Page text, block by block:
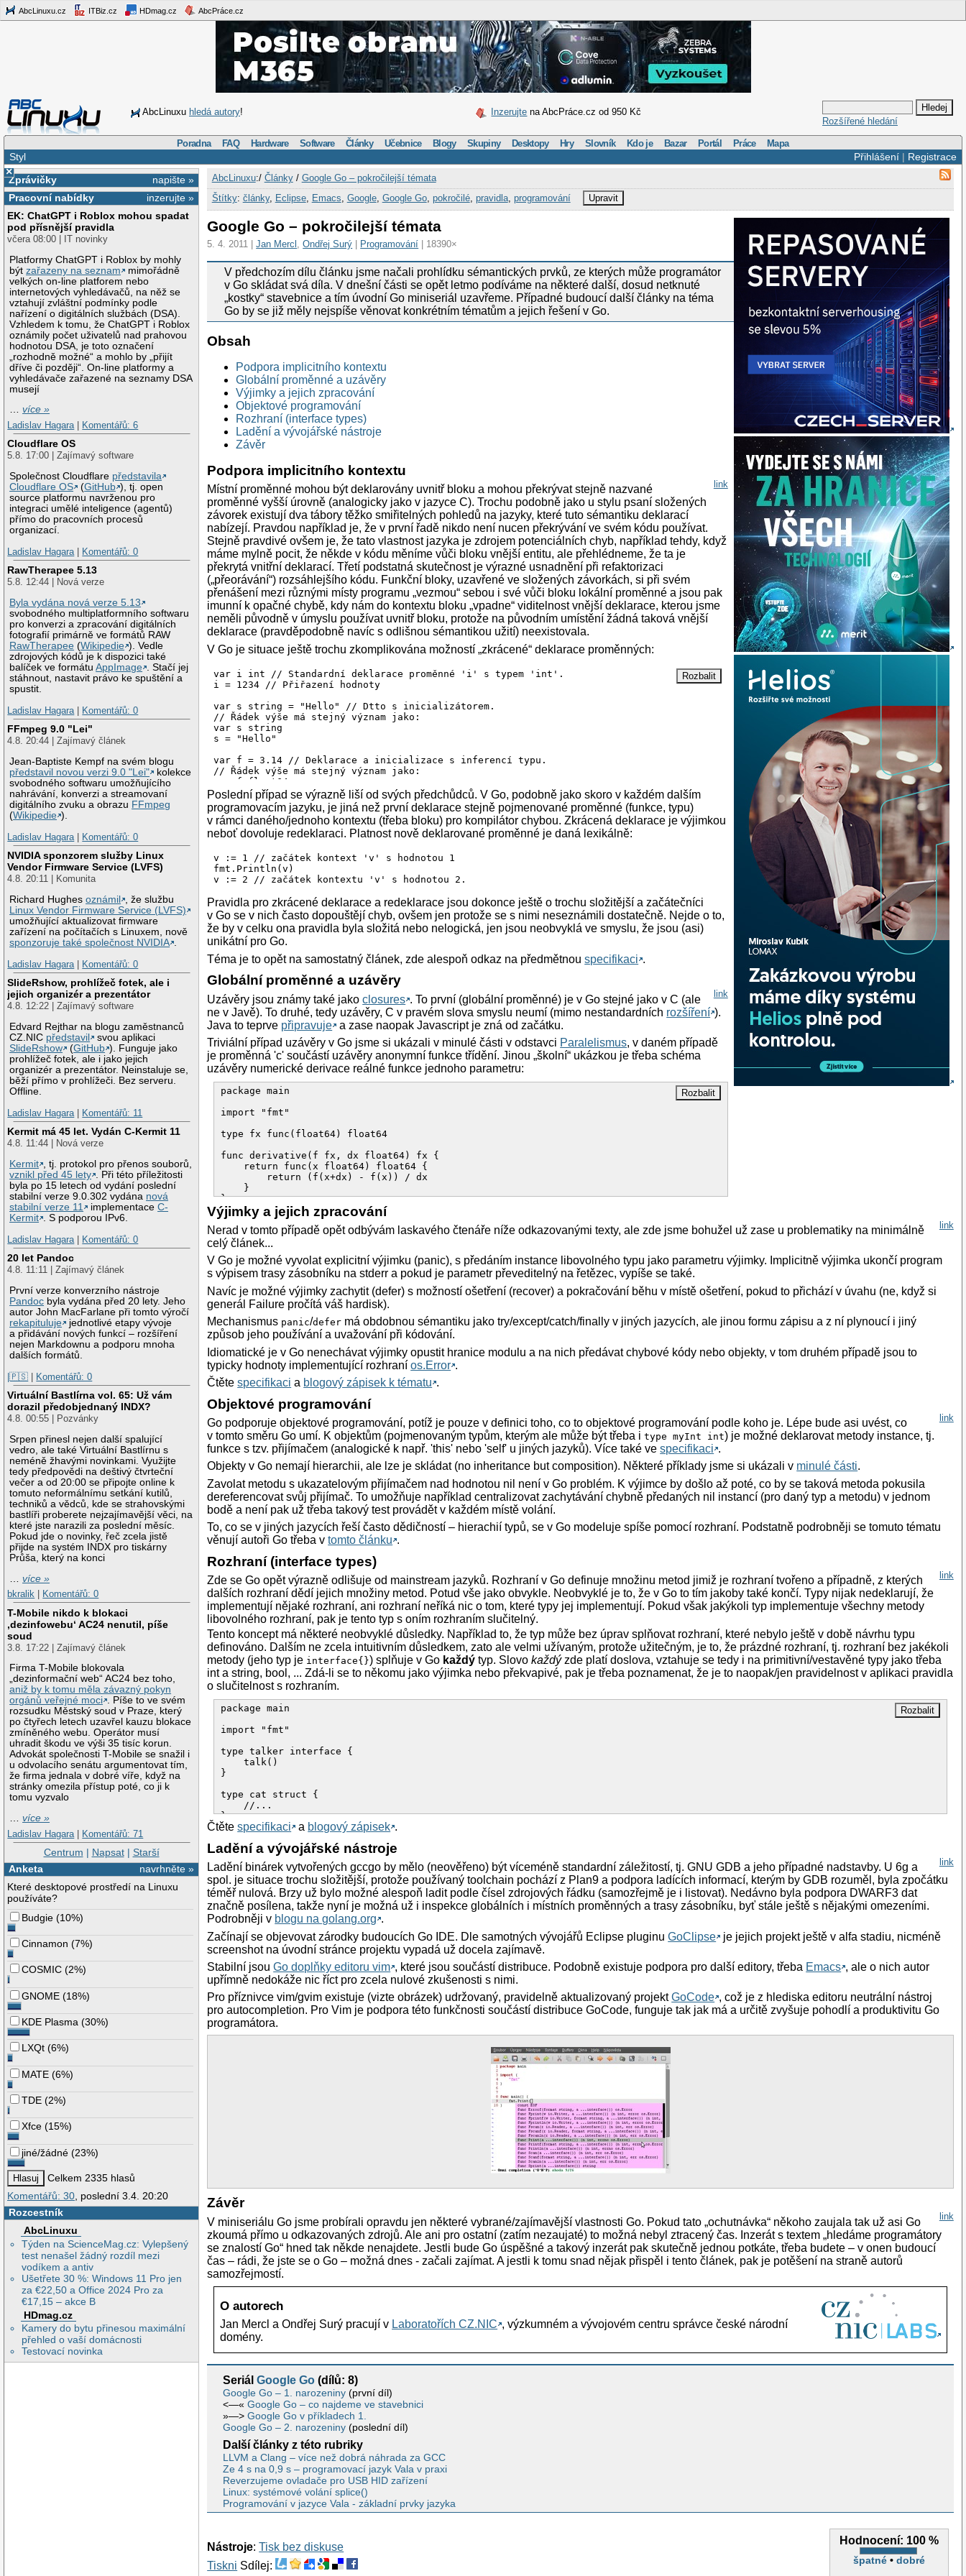
AbcLinuxu.cz ITBiz.cz HDmag.cz AbcPráce.cz
AbcLinuxu hledá autory! Inzerujte na AbcPráce.cz od 950 Kč
Rozšířené hledání
Poradna FAQ Hardware Software Články Učebnice Blogy Skupiny Desktopy Hry Slovník Kdo je Bazar Portál Práce Mapa
Přihlášení| Registrace
Styl
×
napište »
Zprávičky
inzerujte »
Pracovní nabídky
EK: ChatGPT i Roblox mohou spadat
pod přísnější pravidla
včera 08:00 | IT novinky
Platformy ChatGPT i Roblox by mohly
býtzařazeny na seznam
mimořádně
velkých on-line platforem nebo
internetových vyhledávačů, na něž se
vztahují zvláštní podmínky podle
nařízení o digitálních službách (DSA).
Vzhledem k tomu, že ChatGPT i Roblox
oznámily počet uživatelů nad prahovou
hodnotou DSA, je toto označení
„rozhodně možné“ a mohlo by „přijít
dříve či později“. On-line platformy a
vyhledávače zařazené na seznamy DSA
musejí
…více »
Ladislav Hagara
Komentářů: 6
Cloudflare OS
5.8. 17:00 | Zajímavý software
Společnost Cloudflare představila
Cloudflare OS
(GitHub ), tj. open
source platformu navrženou pro
integraci umělé inteligence (agentů)
přímo do pracovních procesů
organizací.
Ladislav Hagara
Komentářů: 0
RawTherapee 5.13
5.8. 12:44 | Nová verze
Byla vydána nová verze 5.13
svobodného multiplatformního softwaru
pro konverzi a zpracování digitálních
fotografií primárně ve formátů RAW
RawTherapee (Wikipedie ). Vedle
zdrojových kódů je k dispozici také
balíček ve formátuAppImage . Stačí jej
stáhnout, nastavit právo ke spuštění a
spustit.
Ladislav Hagara
Komentářů: 0
FFmpeg 9.0 "Lei"
4.8. 20:44 | Zajímavý článek
Jean-Baptiste Kempf na svém blogu
představil novou verzi 9.0 "Lei"
kolekce
svobodného softwaru umožňujícího
nahrávání, konverzi a streamovaní
digitálního zvuku a obrazu FFmpeg
(Wikipedie ).
Ladislav Hagara
Komentářů: 0
NVIDIA sponzorem služby Linux
Vendor Firmware Service (LVFS)
4.8. 20:11 | Komunita
Richard Hughesoznámil
, že službu
Linux Vendor Firmware Service (LVFS)
umožňující aktualizovat firmware
zařízení na počítačích s Linuxem, nově
sponzoruje také společnost NVIDIA .
Ladislav Hagara | Komentářů: 0
SlideRshow, prohlížeč fotek, ale i
jejich organizér a prezentátor
4.8. 12:22 | Zajímavý software
Edvard Rejthar na blogu zaměstnanců
CZ.NIC představil
svou aplikaci
SlideRshow
(GitHub ). Funguje jako
prohlížeč fotek, ale i jako jejich
organizér a prezentátor. Neinstaluje se,
běží přímo v prohlížeči. Bez serveru.
Offline.
Ladislav Hagara | Komentářů: 11
Kermit má 45 let. Vydán C-Kermit 11
4.8. 11:44 | Nová verze
Kermit , tj. protokol pro přenos souborů,
vznikl před 45 lety . Při této příležitosti
byla po 15 letech od vydání poslední
stabilní verze 9.0.302 vydána nová
stabilní verze 11
implementaceC-
Kermit . S podporou IPv6.
Ladislav Hagara | Komentářů: 0
20 let Pandoc
4.8. 11:11 | Zajímavý článek
První verze konverzního nástroje
Pandoc byla vydána před 20 lety. Jeho
autor John MacFarlane při tomto výročí
rekapituluje
jednotlivé etapy vývoje
a přidávání nových funkcí – rozšíření
nejen Markdownu a podporu mnoha
dalších formátů.
|🇵🇸 | Komentářů: 0
Virtuální Bastlírna vol. 65: Už vám
dorazil předobjednaný INDX?
4.8. 00:55 | Pozvánky
Srpen přinesl nejen další spalující
vedro, ale také Virtuální Bastlírnu s
neméně žhavými novinkami. Využijte
tedy předpovědi na deštivý čtvrteční
večer a od 20:00 se připojte online k
tomuto neformálnímu setkání kutilů,
techniků a vědců, kde se strahovskými
bastlíři proberete nejzajímavější věci, na
které jste narazili za poslední měsíc.
Pokud jde o novinky, řeč zcela jistě
přijde na systém INDX pro tiskárny
Průša, který na konci
…více »
bkralik
Komentářů: 0
T-Mobile nikdo k blokaci
‚dezinfowebu‘ AC24 nenutil, píše
soud
3.8. 17:22 | Zajímavý článek
Firma T-Mobile blokovala
„dezinformační web“ AC24 bez toho,
aniž by k tomu měla závazný pokyn
orgánů veřejné moci . Píše to ve svém
rozsudku Městský soud v Praze, který
po čtyřech letech uzavřel kauzu blokace
zmíněného webu. Operátor musí
uhradit škodu ve výši 35 tisíc korun.
Advokát společnosti T-Mobile se snažil i
u odvolacího senátu argumentovat tím,
že firma jednala v dobré víře, když na
stránky omezila přístup poté, co ji k
tomu vyzvalo
…více »
Ladislav Hagara | Komentářů: 71
Centrum | Napsat| Starší
navrhněte »
Anketa
Které desktopové prostředí na Linuxu
používáte?
Budgie (10%)
Cinnamon (7%)
COSMIC (2%)
GNOME (18%)
KDE Plasma (30%)
LXQt (6%)
MATE (6%)
TDE (2%)
Xfce (15%)
jiné/žádné (23%)
Celkem 2335 hlasů
Komentářů: 30, poslední 3.4. 20:20
Rozcestník
AbcLinuxu
Týden na ScienceMag.cz: Vylepšený
test nenašel žádný rozdíl mezi
vodíkem a antiv
Ušetřete 30 %: Windows 11 Pro jen
za €22,50 a Office 2024 Pro za
€17,15 – akce B
HDmag.cz
Kamery do bytu přinesou maximální
přehled o vaší domácnosti
Testovací novinka
AbcLinuxu:/ Články/ Google Go – pokročilejší témata
Štítky: články, Eclipse, Emacs Google, Google Go, pokročilé, pravidla, programování Upravit
Google Go – pokročilejší témata
5. 4. 2011 |Jan Mercl ,Ondřej Surý Programování | 18390×
V předchozím dílu článku jsme načali prohlídku sémantických prvků, ze kterých může programátor
v Go skládat svá díla. V dnešní části se opět letmo podíváme na některé další, dosud netknuté
„kostky“ stavebnice a tím úvodní Go miniseriál uzavřeme. Případné budoucí další články na téma
Go by se již měly nejspíše věnovat konkrétním tématům a jejich řešení v Go.
Obsah
Podpora implicitního kontextu
Globální proměnné a uzávěry
Výjimky a jejich zpracování
Objektové programování
Rozhraní (interface types)
Ladění a vývojářské nástroje
Závěr
Podpora implicitního kontextu
link
Místní proměnné mohou být deklarovány uvnitř bloku a mohou překrývat stejně nazvané
proměnné vyšší úrovně (analogicky jako v jazyce C). Trochu podobně jako u stylu psaní složených
závorek existují dva tábory těžko smiřitelných pohledů na jazyky, které tuto sémantiku deklarací
nabízejí. Pravdou například je, že v první řadě nikdo není nucen překrývání ve svém kódu používat.
Stejně pravdivé ovšem je, že tato vlastnost jazyka je zdrojem potenciálních chyb, například tehdy, když
máme mylně pocit, že někde v kódu měníme vůči bloku vnější entitu, ale přehlédneme, že ta je
překrytá vnitřní deklarací. Třetí podstatná skutečnost je výrazné usnadnění při refaktorizaci
(„přeorávání“) rozsáhlejšího kódu. Funkční bloky, uzavřené ve složených závorkách, si při svém
přenášení mezi různými místy programu „vezmou“ sebou i své vůči bloku lokální proměnné a jsou pak
imunní k opačné chybě, kdy nám do kontextu bloku „vpadne“ viditelnost vnější deklarace, kterou jsme
neměli původně v úmyslu používat uvnitř bloku, protože na původním umístění žádná taková vnější
deklarace (pravděpodobně navíc s odlišnou sémantikou užití) neexistovala.
V Go je situace ještě trochu zkomplikována možností „zkrácené“ deklarace proměnných:
var i int // Standardní deklarace proměnné 'i' s typem 'int'.
i = 1234 // Přiřazení hodnoty
var s string = "Hello" // Dtto s inicializátorem.
// Řádek výše má stejný význam jako:
var s string
s = "Hello"
var f = 3.14 // Deklarace a inicializace s inferencí typu.
// Řádek výše má stejný význam jako:
var f float64
f = 3.14
e := 2.71828 // Zkrácená deklarace (pouze s inicializátorem a inferencí typu)
// Řádek výše má stejný význam jako:
var e float64
// Umožňuje ale redeklarovat proměnnou 'e'.
Poslední případ se výrazně liší od svých předchůdců. V Go, podobně jako skoro v každém dalším
programovacím jazyku, je jiná než první deklarace stejně pojmenované proměnné (funkce, typu)
v rámci daného/jednoho kontextu (třeba bloku) pro kompilátor chybou. Zkrácená deklarace je výjimkou
neboť dovoluje redeklaraci. Platnost nově deklarované proměnné je daná lexikálně:
v := 1 // začátek kontext 'v' s hodnotou 1
fmt.Println(v)
v := 2 // začátek kontextu 'v' s hodnotou 2.
Pravidla pro zkrácené deklarace a redeklarace jsou dokonce ještě o trochu složitější a začátečníci
v Go se v nich často dopouštějí chyb, ovšem jen protože se s nimi neseznámili dostatečně. Nejde o to,
že by v celku ona pravidla byla složitá nebo nelogická, jen jsou neobvyklá ve smyslu, že jsou (asi)
unikátní pro Go.
Téma je to opět na samostatný článek, zde alespoň odkaz na předmětnouspecifikaci .
Globální proměnné a uzávěry
link
Uzávěry jsou známy také jakoclosures . To první (globální proměnné) je v Go stejné jako v C (ale
ne v Javě). To druhé, tedy uzávěry, C v pravém slova smyslu neumí (mimo nestandardních rozšíření ).
Java to teprve připravuje a zase naopak Javascript je zná od začátku.
Triviální případ uzávěry v Go jsme si ukázali v minulé části v odstavci Paralelismus, v daném případě
je proměnná 'c' součástí uzávěry anonymní funkce třídění. Jinou „školní“ ukázkou je třeba schéma
uzávěry numerické derivace reálné funkce jednoho parametru:
package main
import "fmt"
type fx func(float64) float64
func derivative(f fx, dx float64) fx {
    return func(x float64) float64 {
        return (f(x+dx) - f(x)) / dx
    }
}
func main() {
    df := derivative(
        func(x float64) float64 {
            return x * x
        },
        1e-8,
    )
    fmt.Println(df(1), df(2), df(3))
    // výstup: 1.999999987845058 3.999999975690116 5.999999963535174
}
Výjimky a jejich zpracování
link
Nerad v tomto případě opět odbývám laskavého čtenáře níže odkazovanými texty, ale zde jsme bohužel už zase u problematiky na minimálně
celý článek...
V Go je možné vyvolat explicitní výjimku (panic), s předáním instance libovolného typu jako parametru výjimky. Implicitně výjimka ukončí program
s výpisem trasy zásobníku na stderr a pokud je parametr převeditelný na řetězec, vypíše se také.
Navíc je možné výjimky zachytit (defer) s možností ošetření (recover) a pokračování běhu v místě ošetření, pokud to přichází v úvahu (ne, když si
generál Failure pročítá váš hardisk).
Mechanismus panic/defer má obdobnou sémantiku jako try/except/catch/finally v jiných jazycích, ale jinou formu zápisu a z ní plynoucí i jiný
způsob jeho používání a uvažování při kódování.
Idiomatické je v Go nenechávat výjimky opustit hranice modulu a na nich předávat chybové kódy nebo objekty, v tom druhém případě jsou to
typicky hodnoty implementující rozhraníos.Error .
Čtětespecifikaci a blogový zápisek k tématu .
Objektové programování
link
Go podporuje objektové programování, potíž je pouze v definici toho, co to objektové programování podle koho je. Lépe bude asi uvést, co
v tomto směru Go umí. K objektům (pojmenovaným typům, kterým ale může být třeba itype myInt int) je možné deklarovat metody instance, tj.
funkce s tzv. přijímačem (analogické k např. 'this' nebo 'self' u jiných jazyků). Více také vespecifikaci .
Objekty v Go nemají hierarchii, ale lze je skládat (no inheritance but composition). Některé příklady jsme si ukázali v minulé části.
Zavolat metodu s ukazatelovým přijímačem nad hodnotou nil není v Go problém. K výjimce by došlo až poté, co by se taková metoda pokusila
dereferencovat svůj přijímač. To umožňuje například centralizovat zachytávání chybně předaných nil instancí (pro daný typ a metodu) v jednom
bodě a není pak už třeba takový test provádět v každém místě volání.
To, co se v jiných jazycích řeší často dědičností – hierachií typů, se v Go modeluje spíše pomocí rozhraní. Podstatně podrobněji se tomuto tématu
věnují autoři Go třeba vtomto článku .
Rozhraní (interface types)
link
Zde se Go opět výrazně odlišuje od mainstream jazyků. Rozhraní v Go definuje množinu metod jimiž je rozhraní tvořeno a případně, z kterých
dalších rozhraní dědí jejich množiny metod. Potud vše jako obvykle. Neobvyklé je to, že v Go to tím jakoby také končí. Typy nijak nedeklarují, že
implementují nějaké rozhraní, ani rozhraní neříká nic o tom, které typy jej implementují. Pokud však jakýkoli typ implementuje všechny metody
libovolného rozhraní, pak je tento typ s oním rozhraním slučitelný.
Tento koncept má některé neobvyklé důsledky. Například to, že typ může bez úprav splňovat rozhraní, které nebylo ještě v době návrhu typu
definováno. Dalším ne zcela intuitivním důsledkem, zato ale velmi užívaným, protože užitečným, je to, že prázdné rozhraní, tj. rozhraní bez jakékoli
metody (jeho typ je interface{}) splňuje v Go každý typ. Slovokaždýzde platí doslova, vztahuje se tedy i na primitivní/vestavěné typy jako třeba
int a string, bool, ... Zdá-li se to někomu jako výjimka nebo překvapivé, pak je třeba poznamenat, že je to naopak/jen pravidelnost v aplikaci pravidla
o slučitelnost s rozhraním.
package main
import "fmt"
type talker interface {
    talk()
}
type cat struct {
    //...
}
    fmt.Println("mňau")
}
type dog int
func (d dog) talk() { // implementace rozhraní 'talker'
    fmt.Println("haf")
}
func hello(animal talker) {
    fmt.Printf("%T: ", animal)
    animal.talk()
}
func main() {
    hello(cat{})   // strukturovaný literál typu 'cat'
    hello(dog(42)) // explicitní konverze celočíselné konstanty na typ 'dog'
    // out:
Čtětespecifikaci a blogový zápisek .
Ladění a vývojářské nástroje
link
Ladění binárek vytvořených gccgo by mělo (neověřeno) být víceméně standardní záležitostí, tj. GNU GDB a jeho případné nadstavby. U 6g a
spol. je situace trochu složitější, protože používaný toolchain pochází z Plan9 a podpora ladících informací, kterým by GDB rozuměl, byla zpočátku
téměř nulová. Brzy už bylo možné alespoň ladit podle čísel zdrojových řádku (samozřejmě je i listovat). Nedávno byla podpora DWARF3 dat
značně posílena, takže nyní je možná už i inspekce globálních i místních proměnných a trasy zásobníku, byť stále ještě s nějakými omezeními.
Podrobněji v blogu na golang.org .
Začínají se objevovat zárodky budoucích Go IDE. Dle samotných vývojářů Eclipse pluginuGoClipse
je jejich projekt ještě v alfa stadiu, nicméně
screenshot na úvodní stránce projektu vypadá už docela zajímavě.
Stabilní jsouGo doplňky editoru vim , které jsou součástí distribuce. Podobně existuje podpora pro další editory, třeba Emacs , ale o nich autor
upřímně nedokáže nic říct pro zcela nulové zkušenosti s nimi.
Pro příznivce vim/gvim existuje (vizte obrázek) udržovaný, pravidelně aktualizovaný projektGoCode , což je z hlediska editoru neutrální nástroj
pro autocompletion. Pro Vim je podpora této funkčnosti součástí distribuce GoCode, funguje tak jak má a určitě zvyšuje pohodlí a produktivitu Go
programátora.
Závěr
link
V miniseriálu Go jsme probírali opravdu jen některé vybrané/zajímavější vlastnosti Go. Pokud tato „ochutnávka“ někoho zaujala tak už asi Go
zkoumá přímo u odkazovaných zdrojů. Ale ani pro ostatní (zatím nezaujaté) to možná nebyl ztracený čas. Inzerát s textem „hledáme programátory
se znalostí Go“ hned tak někde nenajdete. Jestli bude Go úspěšné a takový inzerát pak skutečně jednou potkáte, třeba budete – v onen budoucí
čas – rádi, že jste se o Go – možná dnes - začali zajímat. A jestli k tomu snad nějak přispěl i tento článek, pak je potěšení na straně autorů
samozřejmostí.
O autorech
Jan Mercl a Ondřej Surý pracují v Laboratořích CZ.NIC , výzkumném a vývojovém centru správce české národní
domény.
Seriál Google Go(dílů: 8)
Google Go – 1. narozeniny(první díl)
<—« Google Go – co najdeme ve stavebnici
»—> Google Go v příkladech 1.
Google Go – 2. narozeniny(poslední díl)
Další články z této rubriky
LLVM a Clang – více než dobrá náhrada za GCC
Ze 4 s na 0,9 s – programovací jazyk Vala v praxi
Reverzujeme ovladače pro USB HID zařízení
Linux: systémové volání splice()
Programování v jazyce Vala - základní prvky jazyka
Hodnocení: 100 %
špatné• dobré
Nástroje:Tisk bez diskuse
Tiskni Sdílej: